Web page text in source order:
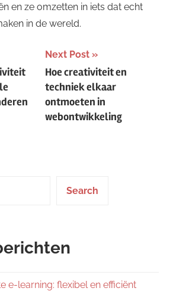
en ze omzetten in iets dat echt
in de wereld.
Next Post
Hoe creativiteit en
techniek elkaar
ontmoeten in
webontwikkeling
Search
e-learning: flexibel en efficiënt